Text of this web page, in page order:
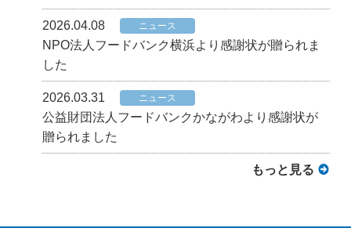
2026.04.08 ニュース
NPO法人フードバンク横浜より感謝状が贈られま
した
2026.03.31 ニュース
公益財団法人フードバンクかながわより感謝状が
贈られました
もっと見る